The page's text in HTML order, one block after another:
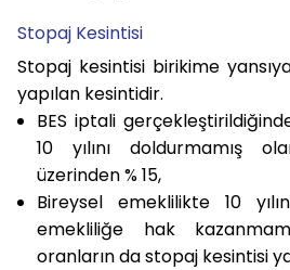
Stopaj Kesintisi
Stopaj kesintisi birikime
yapılan kesintidir.
BES iptali
10 yılını doldurmamış
üzerinden % 15,
Bireysel emeklilikte 10
emekliliğe hak
oranların da stopaj kesintisi